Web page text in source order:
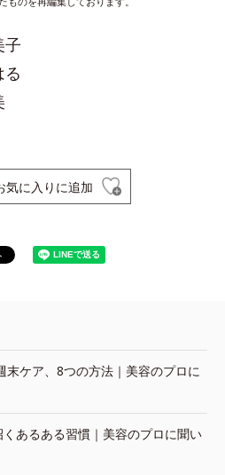
子
る
気に入りに追加
末ケア、8つの方法｜美容のプロに
あるある習慣｜美容のプロに聞い